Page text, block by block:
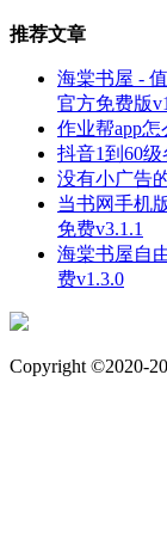
推荐文章
海棠书屋 -
官方免费版
作业帮app
抖音1到60
没有小广告
当书网手机
免费v3.1.1
海棠书屋自
费v1.3.0
Copyright ©2020-